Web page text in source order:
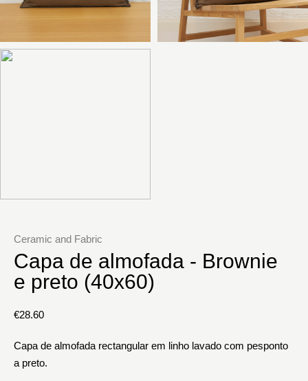
Ceramic and Fabric
Capa de almofada - Brownie
e preto (40x60)
€28.60
Capa de almofada rectangular em linho lavado com pesponto
a preto.